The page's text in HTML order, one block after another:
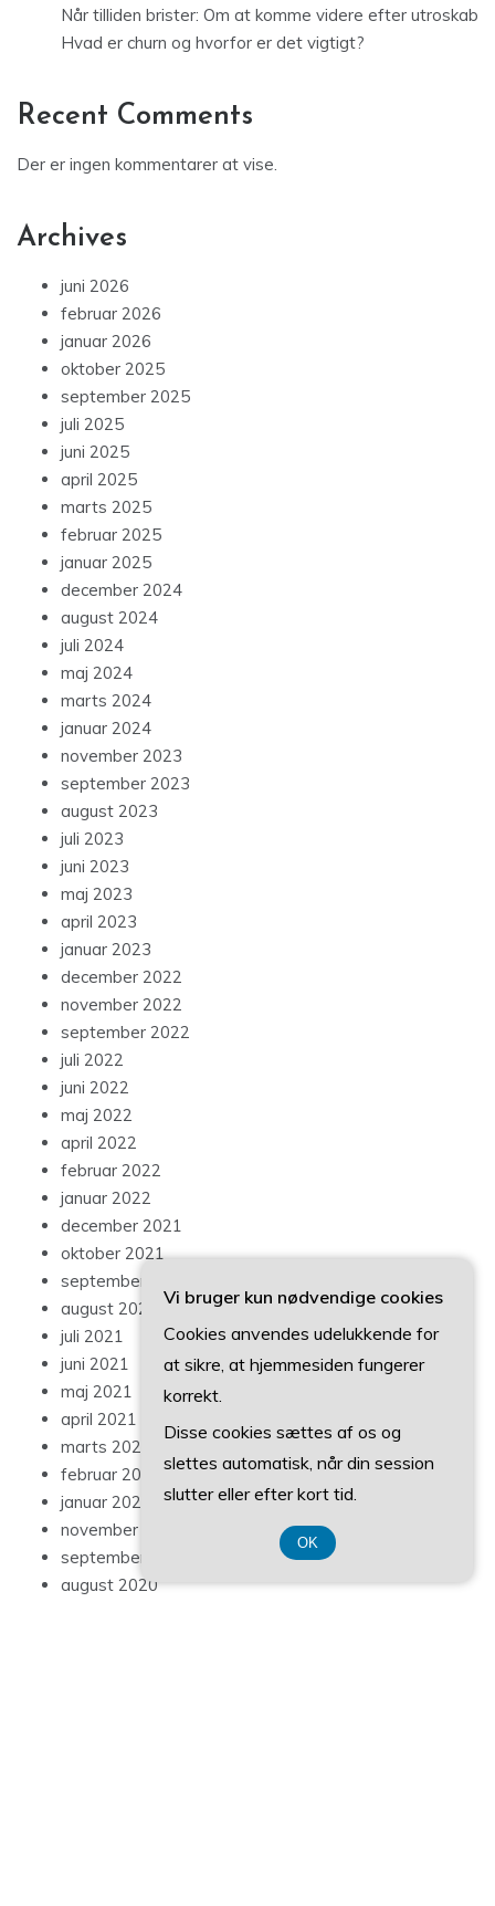
Når tilliden brister: Om at komme videre efter utroskab
Hvad er churn og hvorfor er det vigtigt?
Recent Comments
Der er ingen kommentarer at vise.
Archives
juni 2026
februar 2026
januar 2026
oktober 2025
september 2025
juli 2025
juni 2025
april 2025
marts 2025
februar 2025
januar 2025
december 2024
august 2024
juli 2024
maj 2024
marts 2024
januar 2024
november 2023
september 2023
august 2023
juli 2023
juni 2023
maj 2023
april 2023
januar 2023
december 2022
november 2022
september 2022
juli 2022
juni 2022
maj 2022
april 2022
februar 2022
januar 2022
december 2021
oktober 2021
september 2021
august 2021
juli 2021
juni 2021
maj 2021
april 2021
marts 2021
februar 2021
januar 2021
november 2020
september 2020
august 2020
Vi bruger kun nødvendige cookies
Cookies anvendes udelukkende for
at sikre, at hjemmesiden fungerer
korrekt.
Disse cookies sættes af os og
slettes automatisk, når din session
slutter eller efter kort tid.
OK